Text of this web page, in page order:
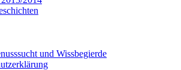
und Wissbegierde